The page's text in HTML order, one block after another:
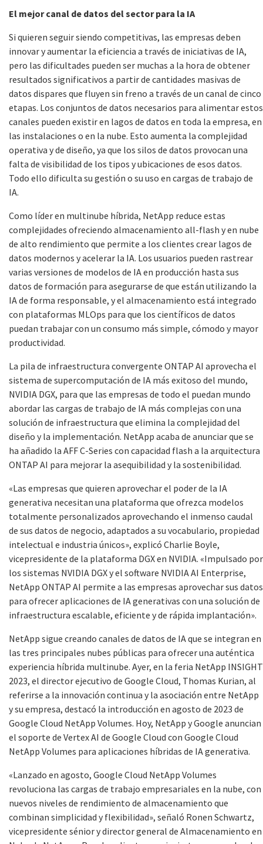
El mejor canal de datos del sector para la IA
Si quieren seguir siendo competitivas, las empresas deben
innovar y aumentar la eficiencia a través de iniciativas de IA,
pero las dificultades pueden ser muchas a la hora de obtener
resultados significativos a partir de cantidades masivas de
datos dispares que fluyen sin freno a través de un canal de cinco
etapas. Los conjuntos de datos necesarios para alimentar estos
canales pueden existir en lagos de datos en toda la empresa, en
las instalaciones o en la nube. Esto aumenta la complejidad
operativa y de diseño, ya que los silos de datos provocan una
falta de visibilidad de los tipos y ubicaciones de esos datos.
Todo ello dificulta su gestión o su uso en cargas de trabajo de
IA.
Como líder en multinube híbrida, NetApp reduce estas
complejidades ofreciendo almacenamiento all-flash y en nube
de alto rendimiento que permite a los clientes crear lagos de
datos modernos y acelerar la IA. Los usuarios pueden rastrear
varias versiones de modelos de IA en producción hasta sus
datos de formación para asegurarse de que están utilizando la
IA de forma responsable, y el almacenamiento está integrado
con plataformas MLOps para que los científicos de datos
puedan trabajar con un consumo más simple, cómodo y mayor
productividad.
La pila de infraestructura convergente ONTAP AI aprovecha el
sistema de supercomputación de IA más exitoso del mundo,
NVIDIA DGX, para que las empresas de todo el puedan mundo
abordar las cargas de trabajo de IA más complejas con una
solución de infraestructura que elimina la complejidad del
diseño y la implementación. NetApp acaba de anunciar que se
ha añadido la AFF C-Series con capacidad flash a la arquitectura
ONTAP AI para mejorar la asequibilidad y la sostenibilidad.
«Las empresas que quieren aprovechar el poder de la IA
generativa necesitan una plataforma que ofrezca modelos
totalmente personalizados aprovechando el inmenso caudal
de sus datos de negocio, adaptados a su vocabulario, propiedad
intelectual e industria únicos», explicó Charlie Boyle,
vicepresidente de la plataforma DGX en NVIDIA. «Impulsado por
los sistemas NVIDIA DGX y el software NVIDIA AI Enterprise,
NetApp ONTAP AI permite a las empresas aprovechar sus datos
para ofrecer aplicaciones de IA generativas con una solución de
infraestructura escalable, eficiente y de rápida implantación».
NetApp sigue creando canales de datos de IA que se integran en
las tres principales nubes públicas para ofrecer una auténtica
experiencia híbrida multinube. Ayer, en la feria NetApp INSIGHT
2023, el director ejecutivo de Google Cloud, Thomas Kurian, al
referirse a la innovación continua y la asociación entre NetApp
y su empresa, destacó la introducción en agosto de 2023 de
Google Cloud NetApp Volumes. Hoy, NetApp y Google anuncian
el soporte de Vertex AI de Google Cloud con Google Cloud
NetApp Volumes para aplicaciones híbridas de IA generativa.
«Lanzado en agosto, Google Cloud NetApp Volumes
revoluciona las cargas de trabajo empresariales en la nube, con
nuevos niveles de rendimiento de almacenamiento que
combinan simplicidad y flexibilidad», señaló Ronen Schwartz,
vicepresidente sénior y director general de Almacenamiento en